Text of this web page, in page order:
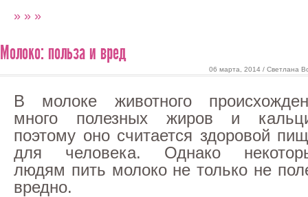
» » »
Молоко: польза и вред
06 марта, 2014 / Светлана
В молоке животного
много полезных жиров и
поэтому оно считается здоровой
для человека. Однако
людям пить молоко не только не
вредно.